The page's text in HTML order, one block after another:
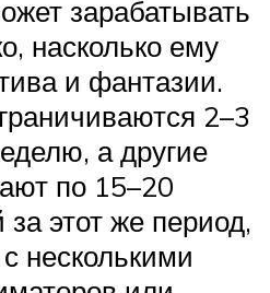
зарабатывать
насколько ему
и фантазии.
2–3
а другие
по 15–20
этот же период,
несколькими